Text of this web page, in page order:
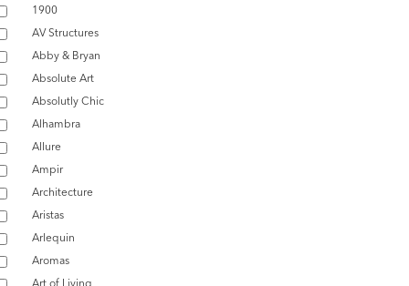
1900
AV Structures
Abby & Bryan
Absolute Art
Absolutly Chic
Alhambra
Allure
Ampir
Architecture
Aristas
Arlequin
Aromas
Art of Living